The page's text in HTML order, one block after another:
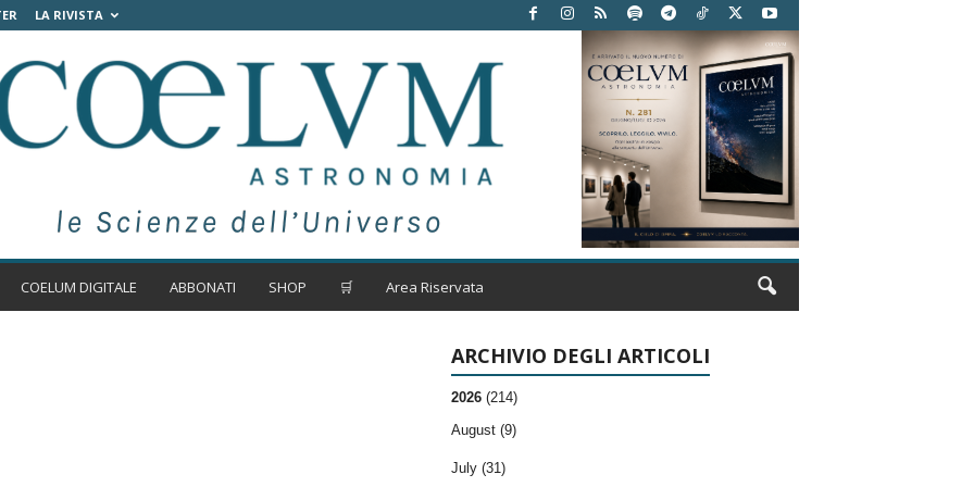
LA RIVISTA
COELUM DIGITALE ABBONATI SHOP 🛒 Area Riservata
ARCHIVIO DEGLI ARTICOLI
2026 (214)
August (9)
July (31)